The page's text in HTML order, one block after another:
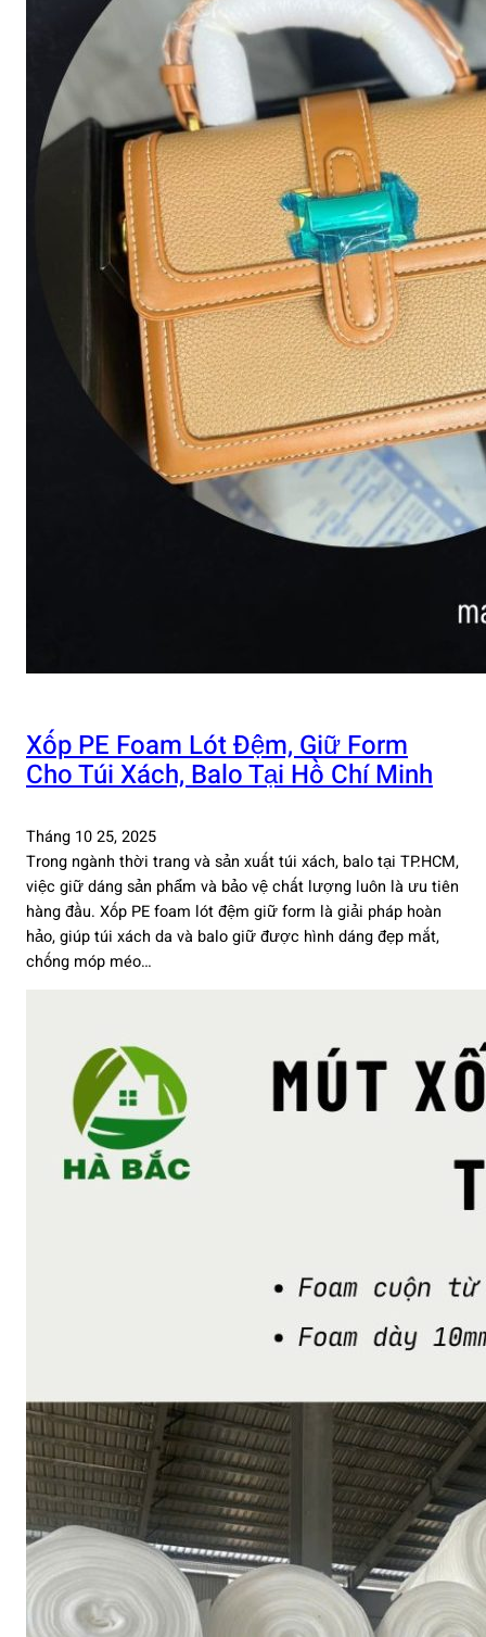
Xốp PE Foam Lót Đệm, Giữ Form
Cho Túi Xách, Balo Tại Hồ Chí Minh
Tháng 10 25, 2025
Trong ngành thời trang và sản xuất túi xách, balo tại TP.HCM,
việc giữ dáng sản phẩm và bảo vệ chất lượng luôn là ưu tiên
hàng đầu. Xốp PE foam lót đệm giữ form là giải pháp hoàn
hảo, giúp túi xách da và balo giữ được hình dáng đẹp mắt,
chống móp méo…